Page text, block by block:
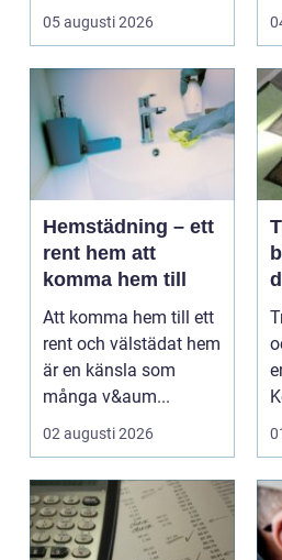
05 augusti 2026
Hemstädning – ett
rent hem att
komma hem till
Att komma hem till ett
rent och välstädat hem
är en känsla som
många v&aum...
02 augusti 2026